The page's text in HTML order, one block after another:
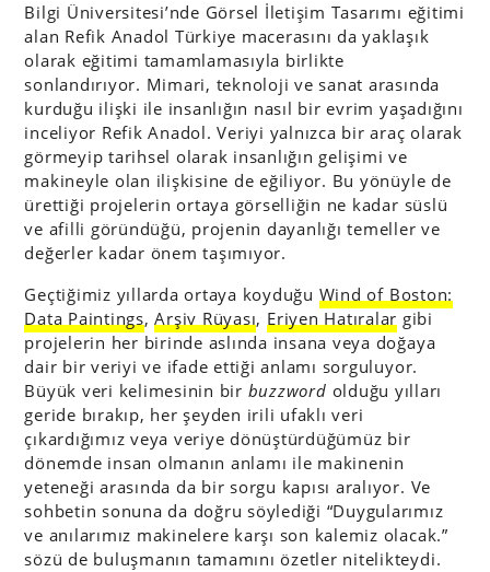
Bilgi Üniversitesi’nde Görsel İletişim Tasarımı eğitimi
alan Refik Anadol Türkiye macerasını da yaklaşık
olarak eğitimi tamamlamasıyla birlikte
sonlandırıyor. Mimari, teknoloji ve sanat arasında
kurduğu ilişki ile insanlığın nasıl bir evrim yaşadığını
inceliyor Refik Anadol. Veriyi yalnızca bir araç olarak
görmeyip tarihsel olarak insanlığın gelişimi ve
makineyle olan ilişkisine de eğiliyor. Bu yönüyle de
ürettiği projelerin ortaya görselliğin ne kadar süslü
ve afilli göründüğü, projenin dayanlığı temeller ve
değerler kadar önem taşımıyor.
Geçtiğimiz yıllarda ortaya koyduğu Wind of Boston:
Data Paintings,Arşiv Rüyası, Eriyen Hatıralar gibi
projelerin her birinde aslında insana veya doğaya
dair bir veriyi ve ifade ettiği anlamı sorguluyor.
Büyük veri kelimesinin bir buzzword olduğu yılları
geride bırakıp, her şeyden irili ufaklı veri
çıkardığımız veya veriye dönüştürdüğümüz bir
dönemde insan olmanın anlamı ile makinenin
yeteneği arasında da bir sorgu kapısı aralıyor. Ve
sohbetin sonuna da doğru söylediği “Duygularımız
ve anılarımız makinelere karşı son kalemiz olacak.”
sözü de buluşmanın tamamını özetler nitelikteydi.